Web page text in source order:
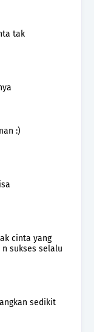
tak
:)
cinta yang
sukses selalu
sedikit